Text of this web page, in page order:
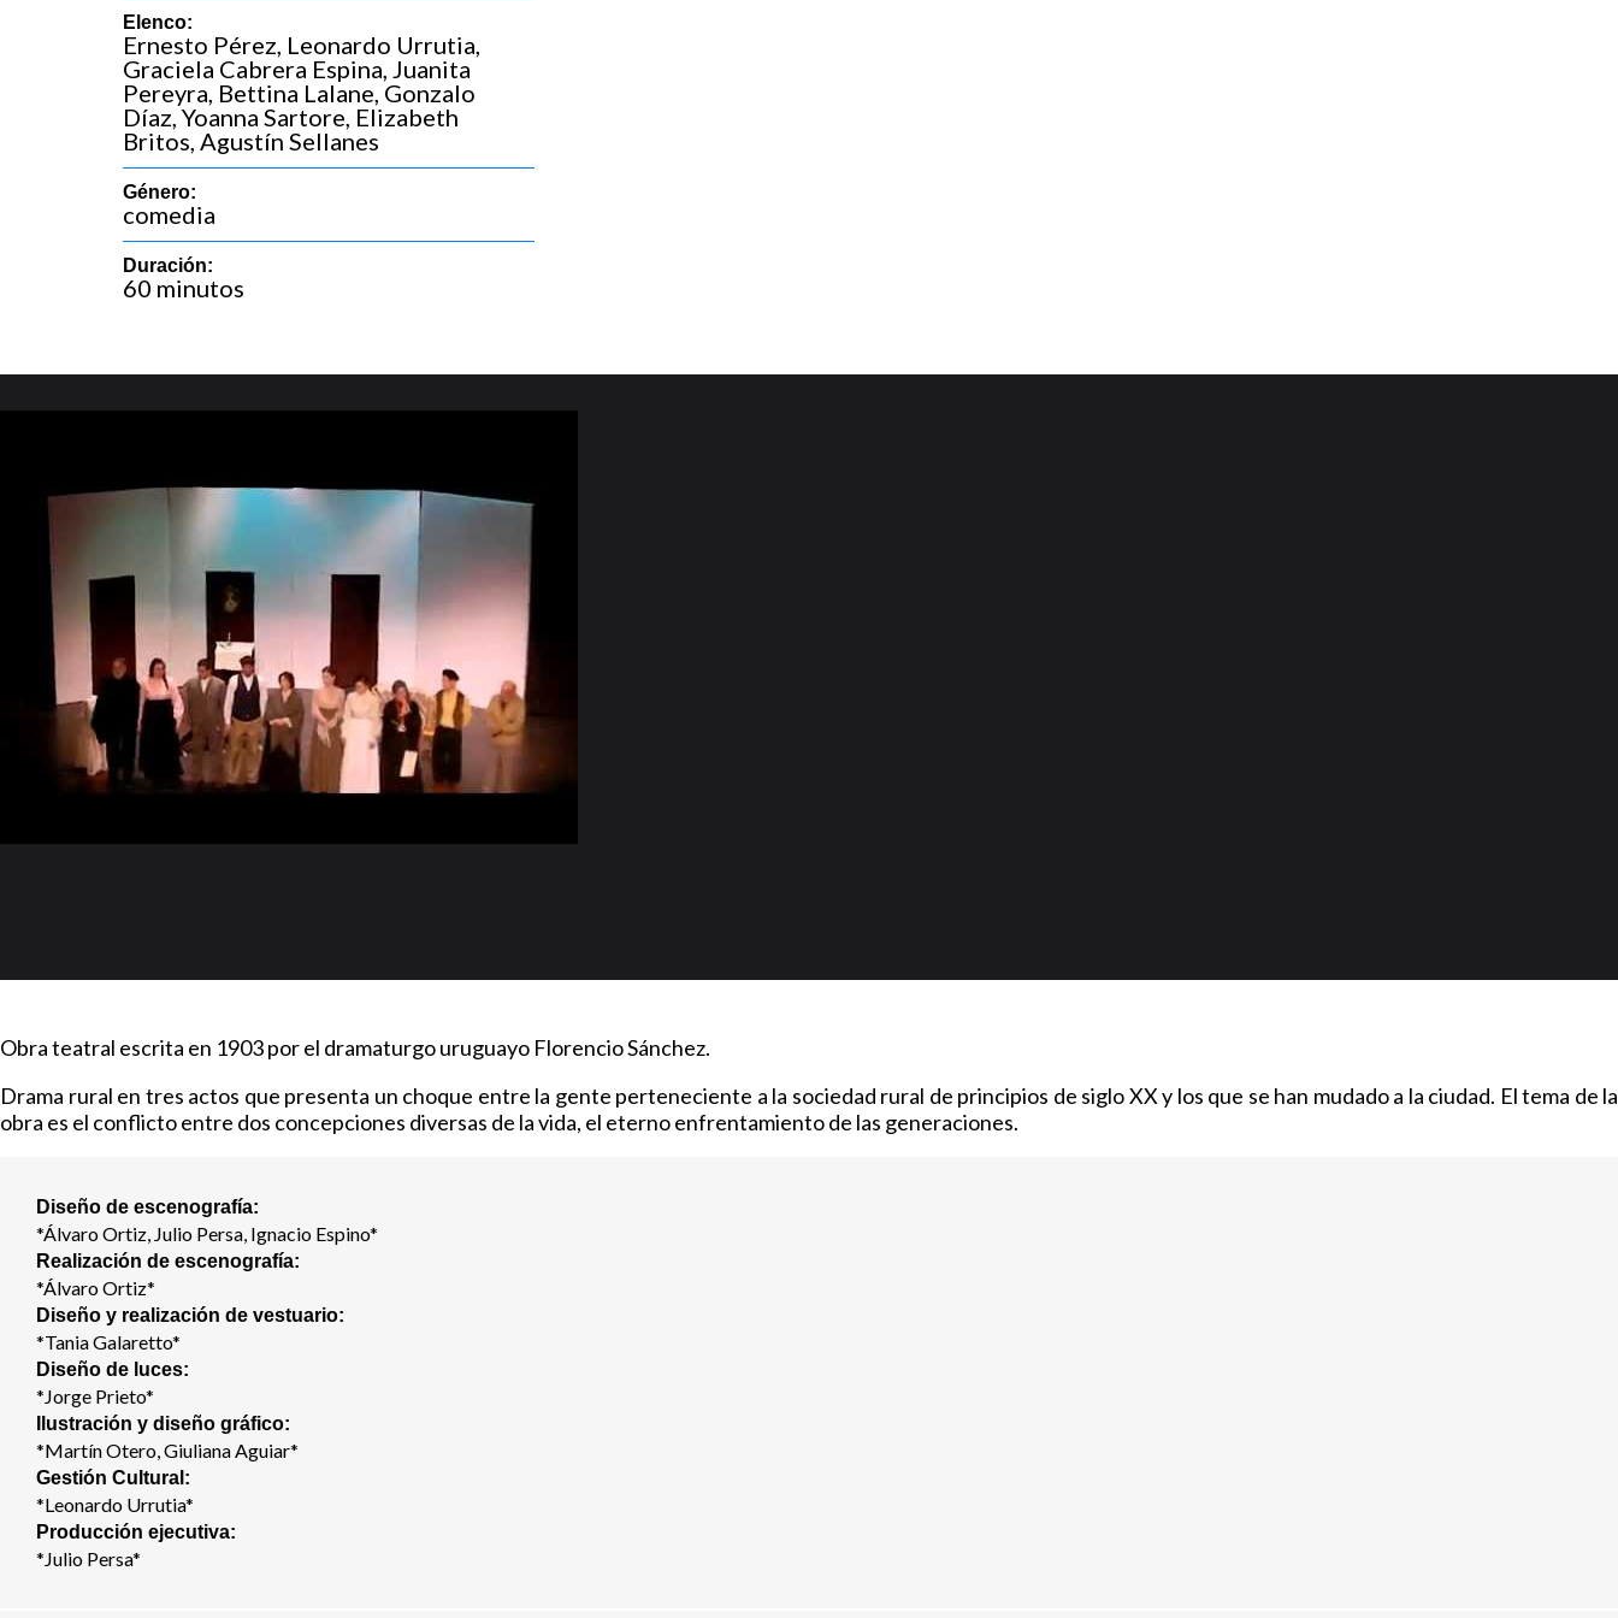
Elenco:
Ernesto Pérez, Leonardo Urrutia,
Graciela Cabrera Espina, Juanita
Pereyra, Bettina Lalane, Gonzalo
Díaz, Yoanna Sartore, Elizabeth
Britos, Agustín Sellanes
Género:
comedia
Duración:
60 minutos
Obra teatral escrita en 1903 por el dramaturgo uruguayo Florencio Sánchez.
Drama rural en tres actos que presenta un choque entre la gente perteneciente a la sociedad rural de principios de siglo XX y los que se han mudado a la ciudad. El tema de la
obra es el conflicto entre dos concepciones diversas de la vida, el eterno enfrentamiento de las generaciones.
Diseño de escenografía:
*Álvaro Ortiz, Julio Persa, Ignacio Espino*
Realización de escenografía:
*Álvaro Ortiz*
Diseño y realización de vestuario:
*Tania Galaretto*
Diseño de luces:
*Jorge Prieto*
Ilustración y diseño gráfico:
*Martín Otero, Giuliana Aguiar*
Gestión Cultural:
*Leonardo Urrutia*
Producción ejecutiva:
*Julio Persa*